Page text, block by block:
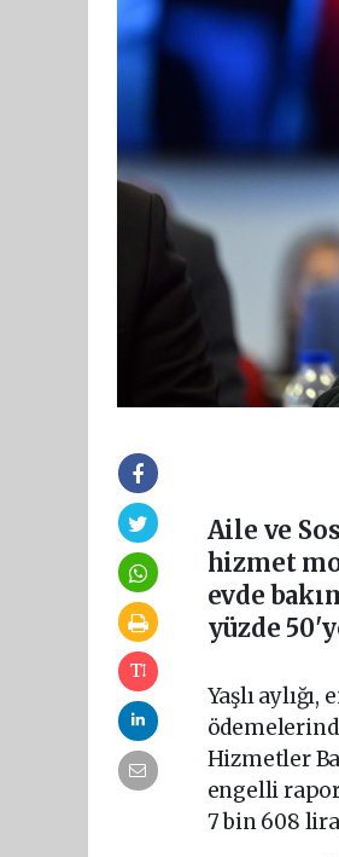
Aile ve
hizmet
evde
yüzde
Yaşlı
Hizmetler
engelli
7 bin 608